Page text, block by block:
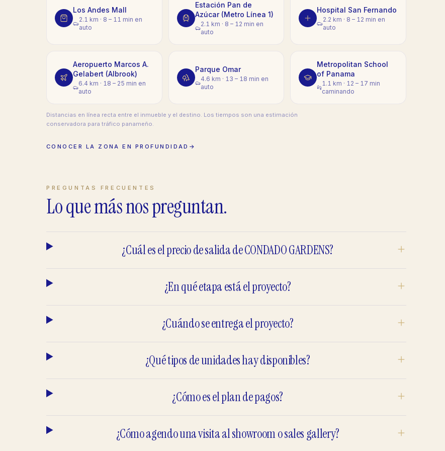
Los Andes Mall
2.1 km · 8 – 11 min en
auto
Estación Pan de
Azúcar (Metro Línea 1)
2.1 km · 8 – 12 min en
auto
Hospital San Fernando
2.2 km · 8 – 12 min en
auto
Aeropuerto Marcos A.
Gelabert (Albrook)
6.4 km · 18 – 25 min en
auto
Parque Omar
4.6 km · 13 – 18 min en
auto
Metropolitan School
of Panama
1.1 km · 12 – 17 min
caminando
Distancias en línea recta entre el inmueble y el destino. Los tiempos son una estimación
conservadora para tráfico panameño.
CONOCER LA ZONA EN PROFUNDIDAD →
PREGUNTAS FRECUENTES
Lo que más nos preguntan.
¿Cuál es el precio de salida de CONDADO GARDENS?
¿En qué etapa está el proyecto?
¿Cuándo se entrega el proyecto?
¿Qué tipos de unidades hay disponibles?
¿Cómo es el plan de pagos?
¿Cómo agendo una visita al showroom o sales gallery?